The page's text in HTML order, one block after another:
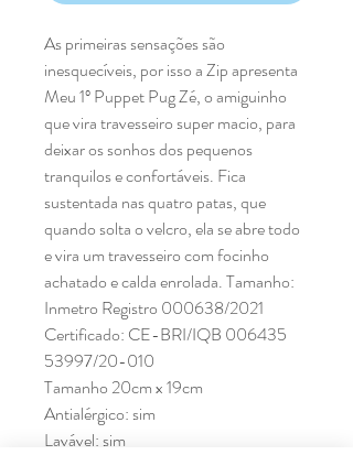
As primeiras sensações são
inesquecíveis, por isso a Zip apresenta
Meu 1º Puppet Pug Zé, o amiguinho
que vira travesseiro super macio, para
deixar os sonhos dos pequenos
tranquilos e confortáveis. Fica
sustentada nas quatro patas, que
quando solta o velcro, ela se abre todo
e vira um travesseiro com focinho
achatado e calda enrolada. Tamanho:
Inmetro Registro 000638/2021
Certificado: CE-BRI/IQB 006435
53997/20-010
Tamanho 20cm x 19cm
Antialérgico: sim
Lavável: sim